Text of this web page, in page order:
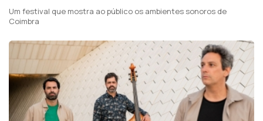
Um festival que mostra ao público os ambientes sonoros de
Coimbra